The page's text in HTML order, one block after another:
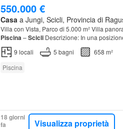
550.000 €
Casa a Jungi, Scicli, Provincia di
Villa con Vista, Parco di 5.000 m² Villa
Piscina–ScicliDescrizione: In una
Scicli , contrada balatelle, proponiamo una
9 locali 5 bagni
658 m²
Piscina
18 giorni
fa
Visualizza proprietà